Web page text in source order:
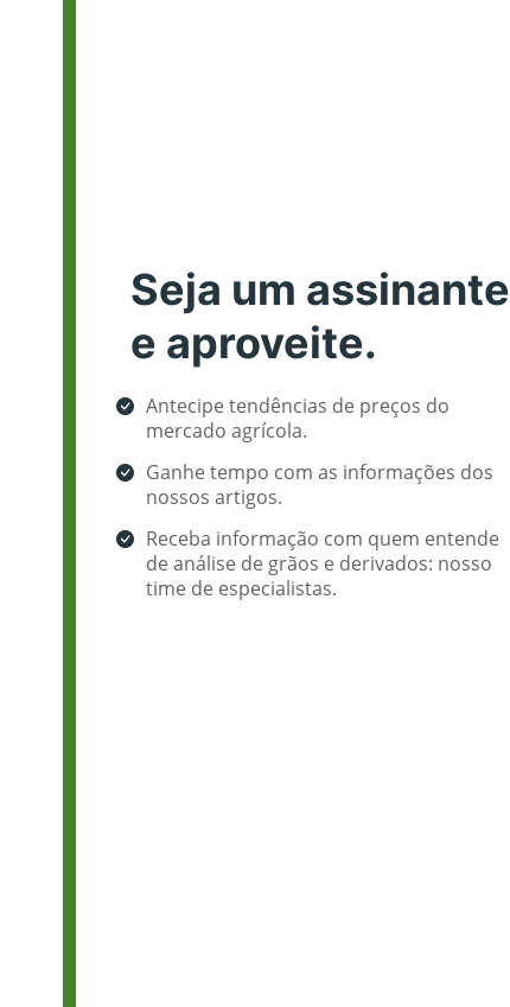
Seja um assinante
e aproveite.
Antecipe tendências de preços do
mercado agrícola.
Ganhe tempo com as informações dos
nossos artigos.
Receba informação com quem entende
de análise de grãos e derivados: nosso
time de especialistas.